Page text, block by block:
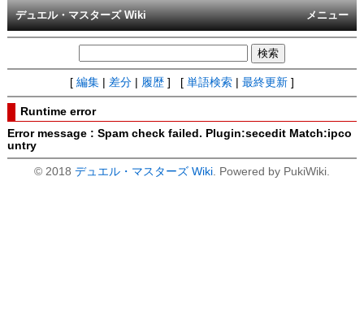
メニュー
デュエル・マスターズ Wiki
[ 編集 差分 履歴 ] [ 単語検索 最終更新 ]
Runtime error
Error message : Spam check failed. Plugin:secedit Match:ipco
untry
© 2018 デュエル・マスターズ Wiki . Powered by PukiWiki.